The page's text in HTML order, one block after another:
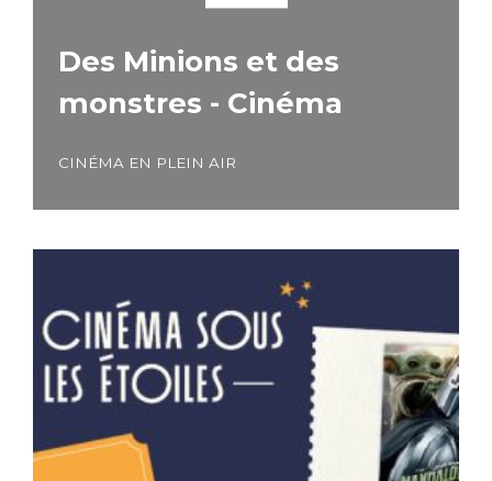
Des Minions et des
monstres - Cinéma
CINÉMA EN PLEIN AIR